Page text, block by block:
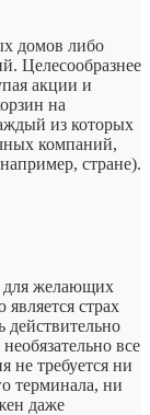
домов либо
Целесообразнее
акции и
на
из которых
компаний,
стране).
для желающих
страх
действительно
все
не требуется ни
терминала, ни
даже